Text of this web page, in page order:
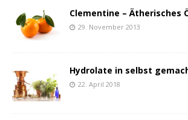
Clementine – Ätherisches
29. November 2013
Hydrolate in selbst
22. April 2018